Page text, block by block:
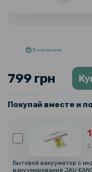
В наличии
799 грн
Покупай вместе и
Бытовой вакууматор с
вакуумирования JAU